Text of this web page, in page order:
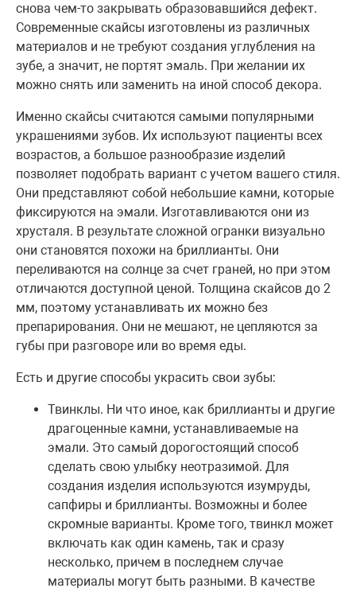
снова чем-то закрывать образовавшийся дефект.
Современные скайсы изготовлены из различных
материалов и не требуют создания углубления на
зубе, а значит, не портят эмаль. При желании их
можно снять или заменить на иной способ декора.
Именно скайсы считаются самыми популярными
украшениями зубов. Их используют пациенты всех
возрастов, а большое разнообразие изделий
позволяет подобрать вариант с учетом вашего стиля.
Они представляют собой небольшие камни, которые
фиксируются на эмали. Изготавливаются они из
хрусталя. В результате сложной огранки визуально
они становятся похожи на бриллианты. Они
переливаются на солнце за счет граней, но при этом
отличаются доступной ценой. Толщина скайсов до 2
мм, поэтому устанавливать их можно без
препарирования. Они не мешают, не цепляются за
губы при разговоре или во время еды.
Есть и другие способы украсить свои зубы:
Твинклы. Ни что иное, как бриллианты и другие
драгоценные камни, устанавливаемые на
эмали. Это самый дорогостоящий способ
сделать свою улыбку неотразимой. Для
создания изделия используются изумруды,
сапфиры и бриллианты. Возможны и более
скромные варианты. Кроме того, твинкл может
включать как один камень, так и сразу
несколько, причем в последнем случае
материалы могут быть разными. В качестве